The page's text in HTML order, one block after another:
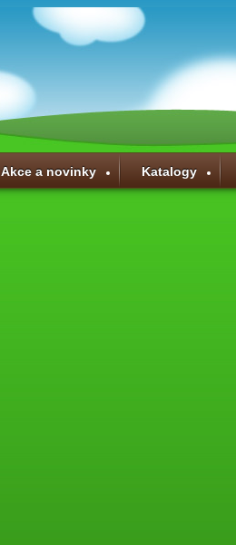
Akce a novinky Katalogy